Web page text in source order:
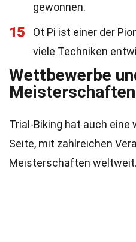
gewonnen.
15
Ot Pi ist einer der
viele Techniken
Wettbewerbe
Meisterschaften
Trial-Biking hat auch
Seite, mit zahlreichen
Meisterschaften weltweit.